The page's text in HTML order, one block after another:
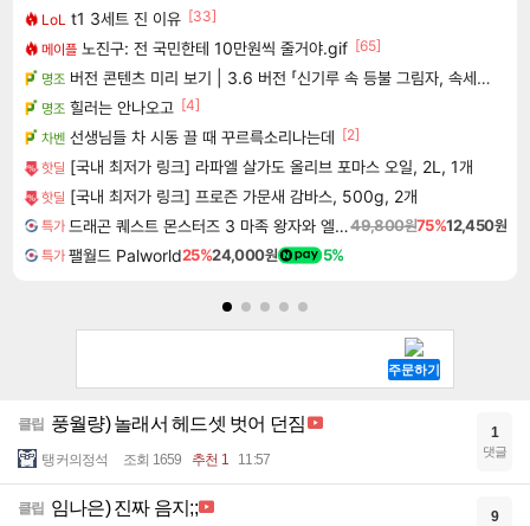
LoL t1 3세트 진 이유 [33]
메이플 노진구: 전 국민한테 10만원씩 줄거야.gif [65]
명조 버전 콘텐츠 미리 보기 | 3.6 버전 「신기루 속 등불 그림자, 속세에 깃든 검의 결심」이 8월 20일에 업데이트됩니다!
명조 힐러는 안나오고 [4]
차벤 선생님들 차 시동 끌 때 꾸르륵소리나는데 [2]
핫딜 [국내 최저가 링크] 라파엘 살가도 올리브 포마스 오일, 2L, 1개
핫딜 [국내 최저가 링크] 프로즌 가문새 감바스, 500g, 2개
특가 드래곤 퀘스트 몬스터즈 3 마족 왕자와 엘프의 여행 Dragon Quest Monsters The Dark Prince49,800원75%12,450원
특가 팰월드 Palworld25%24,000원 5%
클립 풍월량) 놀래서 헤드셋 벗어 던짐
탱커의정석 조회 1659 추천 1 11:57
1
댓글
클립 임나은) 진짜 음지;; 9